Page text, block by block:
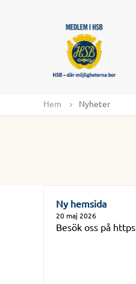
Hem Nyheter
Ny hemsida
20 maj 2026
Besök oss på